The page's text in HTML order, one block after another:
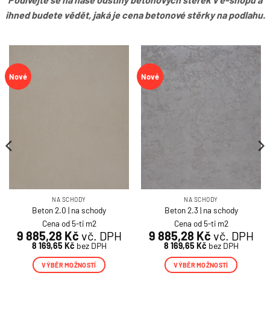
ihned budete vědět, jaká je cena betonové stěrky na podlahu.
Nové
NA SCHODY
Beton 2.0 | na schody
Cena od 5-ti m2
9 885,28 Kč vč. DPH
8 169,65 Kč bez DPH
VÝBĚR MOŽNOSTÍ
Nové
NA SCHODY
Beton 2.3 | na schody
Cena od 5-ti m2
9 885,28 Kč vč. DPH
8 169,65 Kč bez DPH
VÝBĚR MOŽNOSTÍ